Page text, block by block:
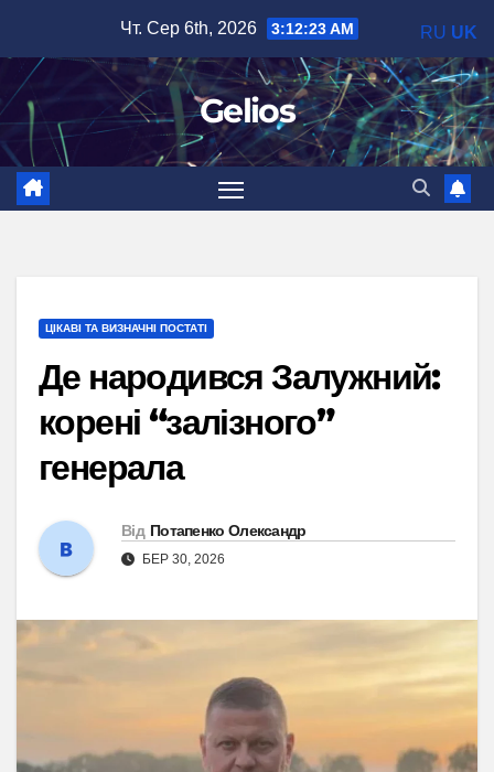
вмісту
Чт. Сер 6th, 2026 3:12:24 AM
Gelios
ЦІКАВІ ТА ВИЗНАЧНІ ПОСТАТІ
Де народився Залужний:
корені “залізного”
генерала
Від Потапенко Олександр
БЕР 30, 2026
RU UK